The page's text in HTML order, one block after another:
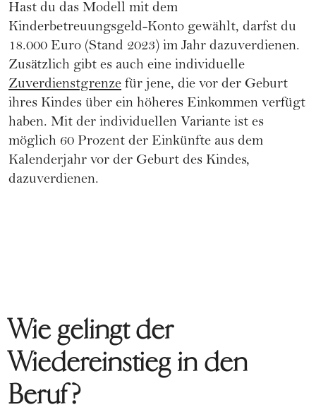
Hast du das Modell mit dem
Kinderbetreuungsgeld-Konto gewählt, darfst du
18.000 Euro (Stand 2023) im Jahr dazuverdienen.
Zusätzlich gibt es auch eine individuelle
Zuverdienstgrenze für jene, die vor der Geburt
ihres Kindes über ein höheres Einkommen verfügt
haben. Mit der individuellen Variante ist es
möglich 60 Prozent der Einkünfte aus dem
Kalenderjahr vor der Geburt des Kindes,
dazuverdienen.
Wie gelingt der
Wiedereinstieg in den
Beruf?